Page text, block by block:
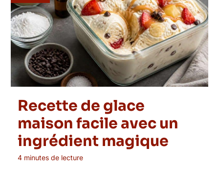
Recette de glace
maison facile avec un
ingrédient magique
4 minutes de lecture